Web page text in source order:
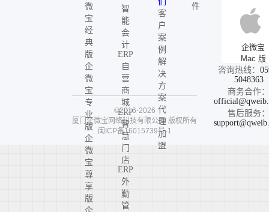
微
宝
经
典
版
企
微
宝
专
业
版
企
微
宝
尊
享
版
智
能
会
计
ERP
自
营
商
城
ERP
智
慧
门
店
ERP
外
勤
管
客
户
案
例
解
决
方
案
代
理
加
盟
件
企微宝
Mac 版
咨询热线：
5048363
商务合作：
售后服务：
©2016-2026
厦门企微宝网络科技有限公司 版权所有
闽ICP备16015739号-1